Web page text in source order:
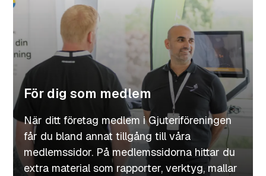
För dig som medlem
När ditt företag medlem i Gjuteriföreningen
får du bland annat tillgång till våra
medlemssidor. På medlemssidorna hittar du
extra material som rapporter, verktyg, mallar